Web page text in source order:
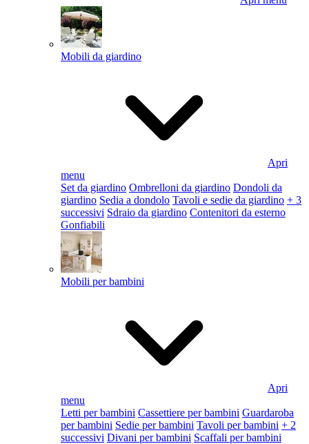
Mobili da giardino
Apri
menu
Set da giardino Ombrelloni da giardino Dondoli da
giardino Sedia a dondolo Tavoli e sedie da giardino + 3
successivi Sdraio da giardino Contenitori da esterno
Gonfiabili
Mobili per bambini
Apri
menu
Letti per bambini Cassettiere per bambini Guardaroba
per bambini Sedie per bambini Tavoli per bambini + 2
successivi Divani per bambini Scaffali per bambini